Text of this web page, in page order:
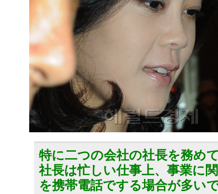
特に二つの会社の社長を務め
社長は忙しい仕事上、事業に
を携帯電話でする場合が多い